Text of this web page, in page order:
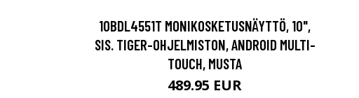
10BDL4551T MONIKOSKETUSNÄYTTÖ, 10",
SIS. TIGER-OHJELMISTON, ANDROID MULTI-
TOUCH, MUSTA
489.95 EUR